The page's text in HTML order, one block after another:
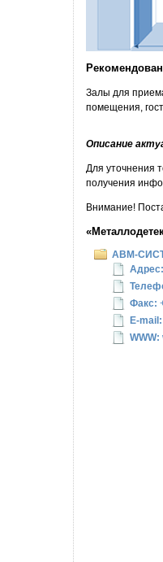
Залы для
помещения,
Описание
Для уточнения
получения
Внимание!
АВМ-
Адрес:
Факс:
E-mail:
WWW: